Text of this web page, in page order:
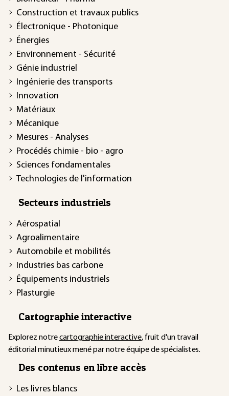
Construction et travaux publics
Électronique - Photonique
Énergies
Environnement - Sécurité
Génie industriel
Ingénierie des transports
Innovation
Matériaux
Mécanique
Mesures - Analyses
Procédés chimie - bio - agro
Sciences fondamentales
Technologies de l'information
Secteurs industriels
Aérospatial
Agroalimentaire
Automobile et mobilités
Industries bas carbone
Équipements industriels
Plasturgie
Cartographie interactive
Explorez notrecartographie interactive, fruit d'un travail
éditorial minutieux mené par notre équipe de spécialistes.
Des contenus en libre accès
Les livres blancs